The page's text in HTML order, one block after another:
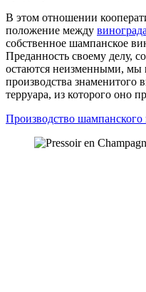
В этом отношении
положение между
собственное шампанское
Преданность своему делу,
остаются неизменными, мы
производства
терруара, из которого оно
Производство шампанского